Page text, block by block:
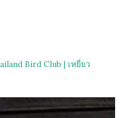
Bird Club | เหยี่ยว